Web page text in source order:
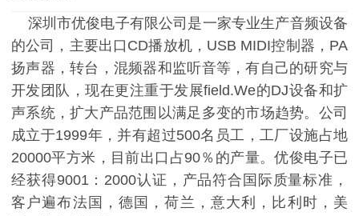
深圳市优俊电子有限公司是一家专业生产音频设备
的公司，主要出口CD播放机，USB MIDI控制器，PA
扬声器，转台，混频器和监听音等，有自己的研究与
开发团队，现在更注重于发展field.We的DJ设备和扩
声系统，扩大产品范围以满足多变的市场趋势。公司
成立于1999年，并有超过500名员工，工厂设施占地
20000平方米，目前出口占90％的产量。优俊电子已
经获得9001：2000认证，产品符合国际质量标准，
客户遍布法国，德国，荷兰，意大利，比利时，美